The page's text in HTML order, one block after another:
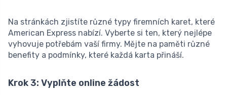
Na stránkách zjistíte různé typy firemních karet, které
American Express nabízí. Vyberte si ten, který nejlépe
vyhovuje potřebám vaší firmy. Mějte na paměti různé
benefity a podmínky, které každá karta přináší.
Krok 3: Vyplňte online žádost